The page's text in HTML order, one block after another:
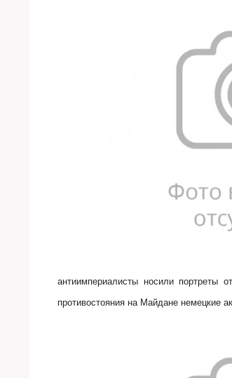
антиимпериалисты носили
противостояния на Майдане немецкие